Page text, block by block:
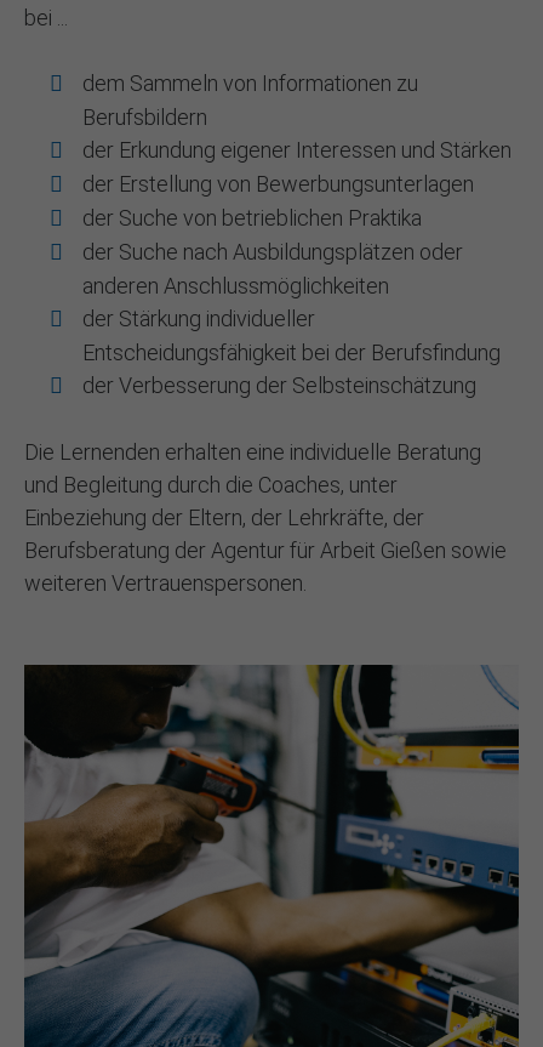
bei ...
dem Sammeln von Informationen zu
Berufsbildern
der Erkundung eigener Interessen und Stärken
der Erstellung von Bewerbungsunterlagen
der Suche von betrieblichen Praktika
der Suche nach Ausbildungsplätzen oder
anderen Anschlussmöglichkeiten
der Stärkung individueller
Entscheidungsfähigkeit bei der Berufsfindung
der Verbesserung der Selbsteinschätzung
Die Lernenden erhalten eine individuelle Beratung
und Begleitung durch die Coaches, unter
Einbeziehung der Eltern, der Lehrkräfte, der
Berufsberatung der Agentur für Arbeit Gießen sowie
weiteren Vertrauenspersonen.